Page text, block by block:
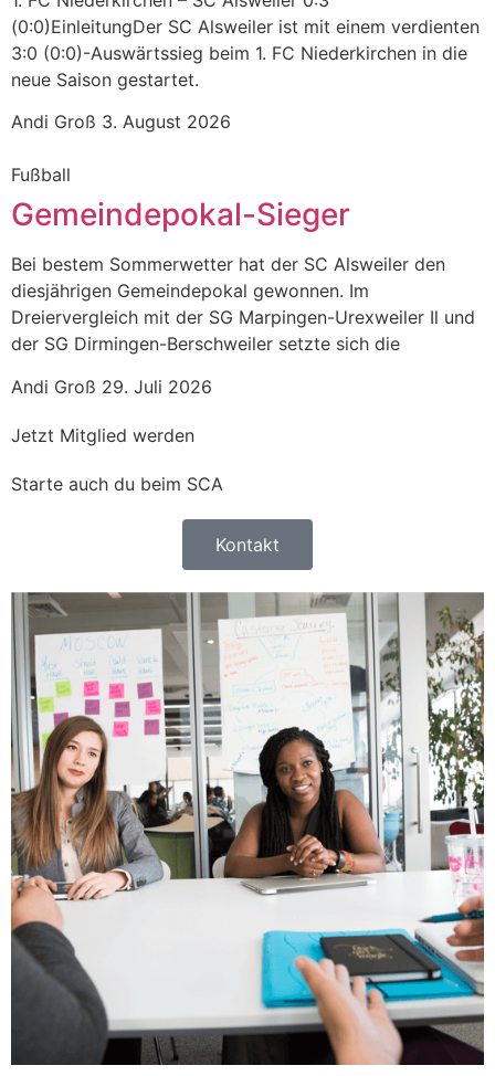
(0:0)EinleitungDer SC Alsweiler ist mit einem verdienten
3:0 (0:0)-Auswärtssieg beim 1. FC Niederkirchen in die
neue Saison gestartet.
Andi Groß 3. August 2026
Fußball
Gemeindepokal-Sieger
Bei bestem Sommerwetter hat der SC Alsweiler den
diesjährigen Gemeindepokal gewonnen. Im
Dreiervergleich mit der SG Marpingen-Urexweiler Il und
der SG Dirmingen-Berschweiler setzte sich die
Andi Groß 29. Juli 2026
Jetzt Mitglied werden
Starte auch du beim SCA
Kontakt